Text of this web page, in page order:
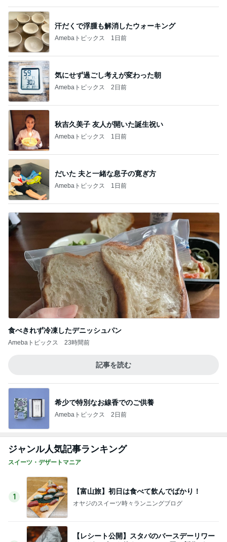
汗だくで浮腫も解消したウォーキング
Amebaトピックス 1日前
気にせず過ごし考えが変わった朝
Amebaトピックス 2日前
秋吉久美子 友人が開いた誕生祝い
Amebaトピックス 1日前
だいた 夫と一緒な息子の寛ぎ方
Amebaトピックス 1日前
食べきれず冷凍したデニッシュパン
Amebaトピックス 23時間前
記事を読む
希少で特別なお線香でのご供養
Amebaトピックス 2日前
ジャンル人気記事ランキング
スイーツ・デザートマニア
1
【富山旅】初日は食べて飲んでばかり！
オヤジのスイーツ時々ランニングブログ
【レシート公開】スタバのバースデーリワー